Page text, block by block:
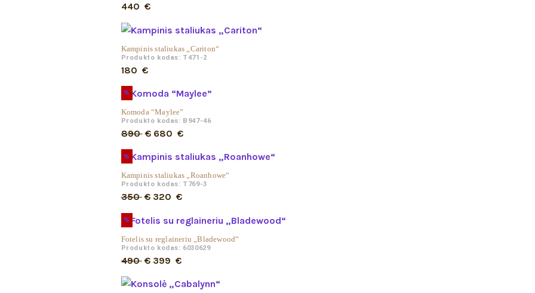
440 €
Kampinis staliukas „Cariton“
Produkto kodas: T471-2
180 €
%
Komoda “Maylee”
Produkto kodas: B947-46
890 € Original
was:
890 €.
680 €Current
is:
680 €.
%
Kampinis staliukas „Roanhowe“
Produkto kodas: T769-3
350 € Original
was:
350 €.
320 €Current
is:
320 €.
%
Fotelis su reglaineriu „Bladewood“
Produkto kodas: 6030629
490 € Original
was:
399 €Current
is: